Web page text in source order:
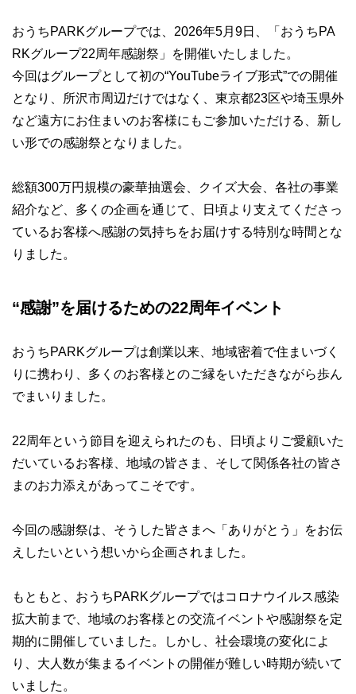
おうちPARKグループでは、2026年5月9日、「おうちPA
RKグループ22周年感謝祭」を開催いたしました。
今回はグループとして初の“YouTubeライブ形式”での開催
となり、所沢市周辺だけではなく、東京都23区や埼玉県外
など遠方にお住まいのお客様にもご参加いただける、新し
い形での感謝祭となりました。
総額300万円規模の豪華抽選会、クイズ大会、各社の事業
紹介など、多くの企画を通じて、日頃より支えてくださっ
ているお客様へ感謝の気持ちをお届けする特別な時間とな
りました。
“感謝”を届けるための22周年イベント
おうちPARKグループは創業以来、地域密着で住まいづく
りに携わり、多くのお客様とのご縁をいただきながら歩ん
でまいりました。
22周年という節目を迎えられたのも、日頃よりご愛顧いた
だいているお客様、地域の皆さま、そして関係各社の皆さ
まのお力添えがあってこそです。
今回の感謝祭は、そうした皆さまへ「ありがとう」をお伝
えしたいという想いから企画されました。
もともと、おうちPARKグループではコロナウイルス感染
拡大前まで、地域のお客様との交流イベントや感謝祭を定
期的に開催していました。しかし、社会環境の変化によ
り、大人数が集まるイベントの開催が難しい時期が続いて
いました。